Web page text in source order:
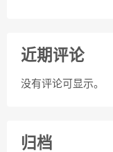
近期评论
没有评论可显示。
归档